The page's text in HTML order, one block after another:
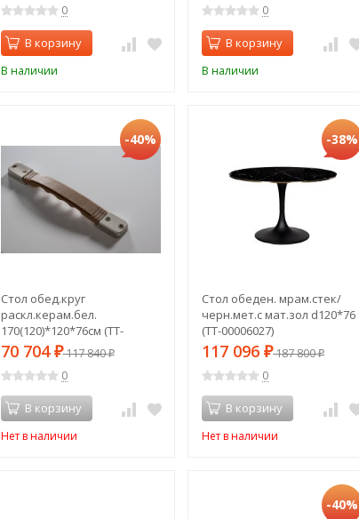
0
В корзину
В наличии
0
В корзину
В наличии
-40%
Стол обед.круг
раскл.керам.бел.
170(120)*120*76см (TT-
00004906)
70 704 ₽117 840₽
0
В корзину
Нет в наличии
-38%
Стол обеден. мрам.стек/
черн.мет.с мат.зол d120*76
(TT-00006027)
117 096₽187 800₽
0
В корзину
Нет в наличии
-40%